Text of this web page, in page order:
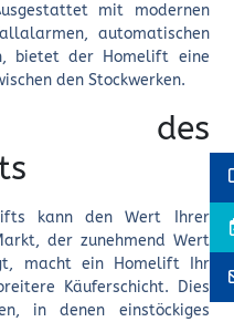
mit modernen
automatischen
bietet der Homelift eine
den Stockwerken.
des
kann den Wert Ihrer
der zunehmend Wert
macht ein Homelift Ihr
Käuferschicht. Dies
in denen einstöckiges